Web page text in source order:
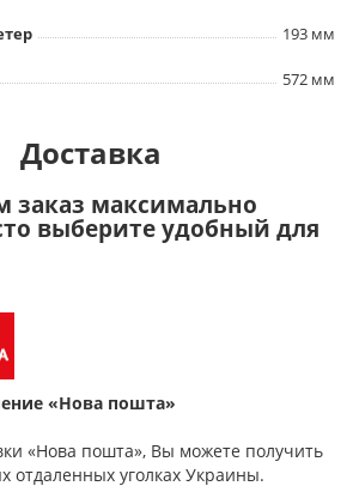
193 мм
572 мм
Доставка
заказ максимально
выберите удобный для
«Нова пошта»
«Нова пошта», Вы можете получить
отдаленных уголках Украины.